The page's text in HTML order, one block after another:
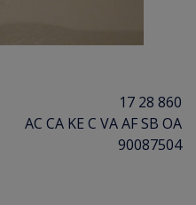
17 28 860
AC CA KE C VA AF SB OA
90087504